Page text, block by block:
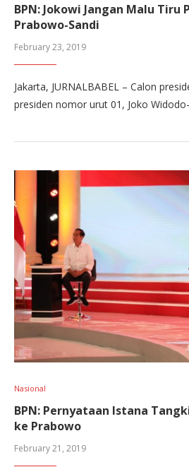
BPN: Jokowi Jangan Malu Tiru
Prabowo-Sandi
February 23, 2019
Jakarta, JURNALBABEL – Calon
presiden nomor urut 01, Joko
Nasional
BPN: Pernyataan Istana
ke Prabowo
February 21, 2019